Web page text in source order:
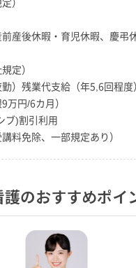
産後休暇・育児休暇、慶弔
定）
）残業代支給（年5,6回程度）
万円/6カ月）
ブ)割引利用
料免除、一部規定あり）
のおすすめポイ